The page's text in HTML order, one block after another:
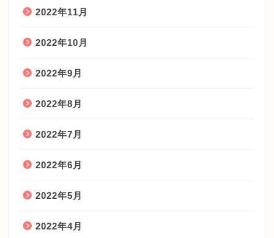
2022年11月
2022年10月
2022年9月
2022年8月
2022年7月
2022年6月
2022年5月
2022年4月